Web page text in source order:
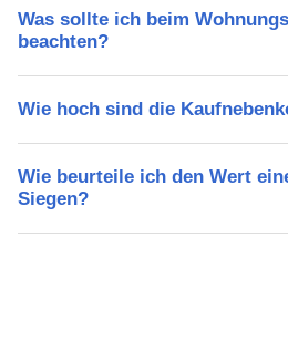
Was sollte ich beim
beachten?
Wie hoch sind die
Wie beurteile ich den Wert
Siegen?